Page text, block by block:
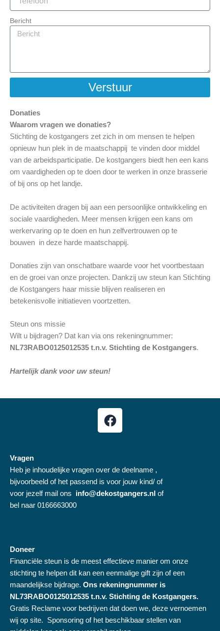
Bericht
Verstuur
Donaties
Waarom vragen we donaties?
Stichting de kostgangers zet zich in om mensen te helpen
opnieuw hun plek in de maatschappij te vinden door middel
van de arbeidsparticipatie. De kostgangers biedt hen een kans
om vaardigheden op te doen door te werken in onze brasserie
of bij ons op het landje.
De activiteiten dragen bij aan een persoonlijke ontwikkeling en
sociale vaardigheden. Meer mensen krijgen een kans om
werkervaring op te doen en hun zelfvertrouwen op te
bouwen in deze harde maatschappij.
Donaties zijn van onschatbare waarde voor het voortbestaan
en de groei van onze projecten. Dankzij uw steun kan Stichting
de Kostgangers haar missie blijven realiseren en
betekenisvolle initiatieven voortzetten.
Steun ons missie
Wilt u bijdragen? Dat kan via ons rekeningnummer:
NL73RABO0125012535 t.n.v. Stichting de Kostgangers.
Hartelijk dank voor uw steun!
F
a
o
o
k
Vragen
Heb je inhoudelijke vragen over de deelname ,
bijvoorbeeld of het passend is voor jouw kind/ of
voor jezelf mail ons info@dekostgangers.nl of
bel naar 0166663000
Doneer
Financiële steun is de meest effectieve manier om onze
stichting te helpen dit kan een eenmalige gift zijn of een
maandelijkse bijdrage. Ons rekeningnummer is
NL73RABO0125012535 t.n.v. Stichting de Kostgangers.
Gratis Reclame voor bedrijven dat doen we, deze vernoemen
wij op site.
Sponsoring of het beschikbaar stellen van